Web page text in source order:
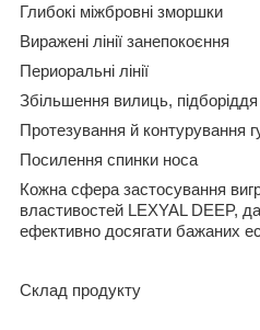
Глибокі міжбровні зморшки
Виражені лінії занепокоєння
Периоральні лінії
Збільшення вилиць,
Протезування й контурування
Посилення спинки носа
Кожна сфера застосування
властивостей LEXYAL DEEP,
ефективно досягати бажаних
Склад продукту